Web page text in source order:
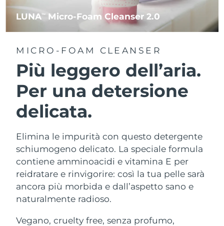
LUNATM Micro-Foam Cleanser 2.0
MICRO-FOAM CLEANSER
Più leggero dell’aria.
Per una detersione
delicata.
Elimina le impurità con questo detergente
schiumogeno delicato. La speciale formula
contiene amminoacidi e vitamina E per
reidratare e rinvigorire: così la tua pelle sarà
ancora più morbida e dall’aspetto sano e
naturalmente radioso.
Vegano, cruelty free, senza profumo,